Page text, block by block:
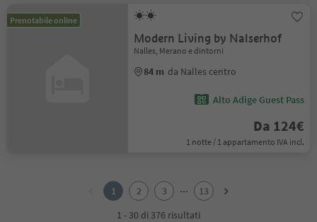
Prenotabile online
Modern Living by Nalserhof
Nalles, Merano e dintorni
84 m da Nalles centro
Alto Adige Guest Pass
Da 124€
1 notte / 1 appartamento IVA incl.
1 2 3 ...
13
1 - 30 di 376 risultati